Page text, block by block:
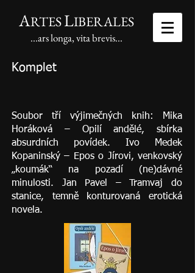
ARTESLIBERALES
...ars longa, vita brevis...
Komplet
Soubor tří výjimečných knih: Mika
Horáková – Opilí andělé, sbírka
absurdních povídek. Ivo Medek
Kopaninský – Epos o Jírovi, venkovský
„koumák“ na pozadí (ne)dávné
minulosti. Jan Pavel – Tramvaj do
stanice, temně konturovaná erotická
novela.